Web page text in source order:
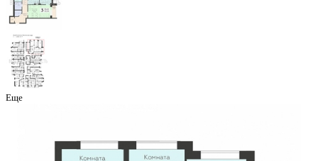
Воронеж, Покровская ул., д. 17 к.3